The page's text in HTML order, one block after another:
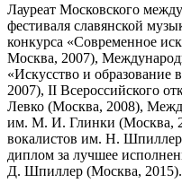
Лауреат Московского
фестиваля славянской
конкурса «Современное
Москва, 2007),
«Искусство и
2007), II Всероссийского
Левко (Москва, 2008),
им. М. И. Глинки (Москва,
вокалистов им. Н.
диплом за лучшее
Д. Шпиллер (Москва, 2015).